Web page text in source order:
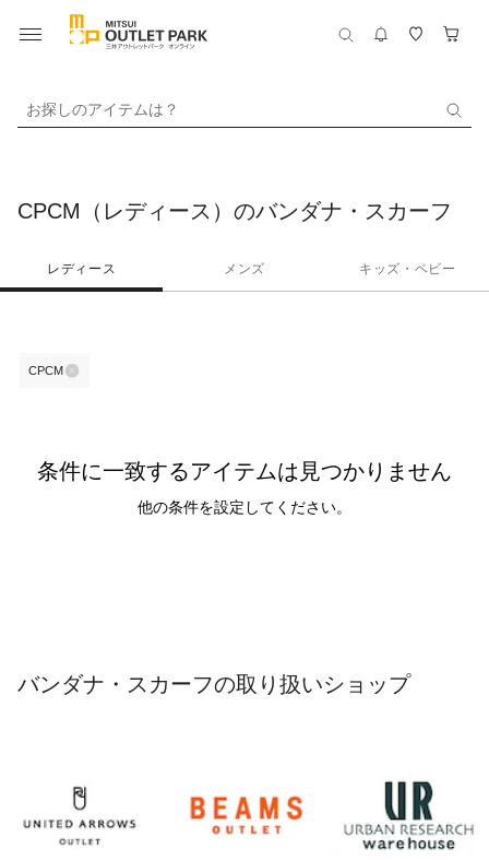
お探しのアイテムは？
CPCM（レディース）のバンダナ・スカーフ
レディース メンズ キッズ・ベビー
CPCM
条件に一致するアイテムは見つかりません
他の条件を設定してください。
バンダナ・スカーフの取り扱いショップ